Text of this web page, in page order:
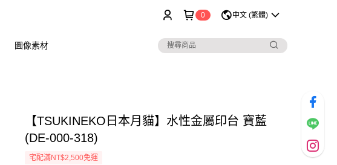
0 中文 (繁體)
圖像素材
【TSUKINEKO日本月貓】水性金屬印台 寶藍
(DE-000-318)
宅配滿NT$2,500免運